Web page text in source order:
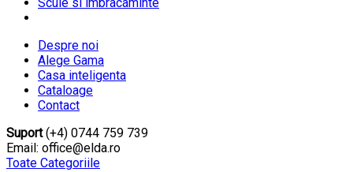
Despre noi
Alege Gama
Casa inteligenta
Cataloage
Contact
Suport(+4) 0744 759 739
Email: office@elda.ro
Toate Categoriile